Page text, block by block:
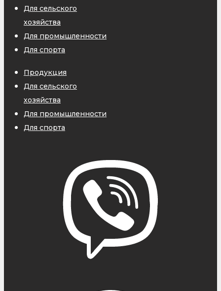
Для сельского
хозяйства
Для промышленности
Для спорта
Продукция
Для сельского
хозяйства
Для промышленности
Для спорта